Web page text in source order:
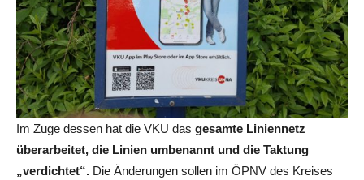
Im Zuge dessen hat die VKU das gesamte Liniennetz
überarbeitet, die Linien umbenannt und die Taktung
„verdichtet“. Die Änderungen sollen im ÖPNV des Kreises